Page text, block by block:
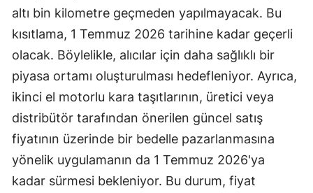
Isparta
Mersin
İstanbul
İzmir
Kars
Kastamonu
Kayseri
altı bin kilometre geçmeden yapılmayacak. Bu
kısıtlama, 1 Temmuz 2026 tarihine kadar geçerli
olacak. Böylelikle, alıcılar için daha sağlıklı bir
piyasa ortamı oluşturulması hedefleniyor. Ayrıca,
ikinci el motorlu kara taşıtlarının, üretici veya
distribütör tarafından önerilen güncel satış
fiyatının üzerinde bir bedelle pazarlanmasına
yönelik uygulamanın da 1 Temmuz 2026'ya
kadar sürmesi bekleniyor. Bu durum, fiyat